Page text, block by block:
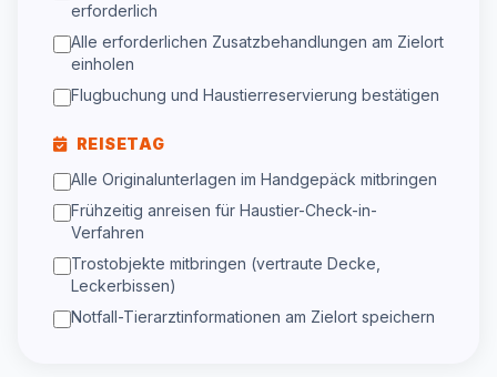
erforderlich
Alle erforderlichen Zusatzbehandlungen am Zielort
einholen
Flugbuchung und Haustierreservierung bestätigen
REISETAG
Alle Originalunterlagen im Handgepäck mitbringen
Frühzeitig anreisen für Haustier-Check-in-
Verfahren
Trostobjekte mitbringen (vertraute Decke,
Leckerbissen)
Notfall-Tierarztinformationen am Zielort speichern